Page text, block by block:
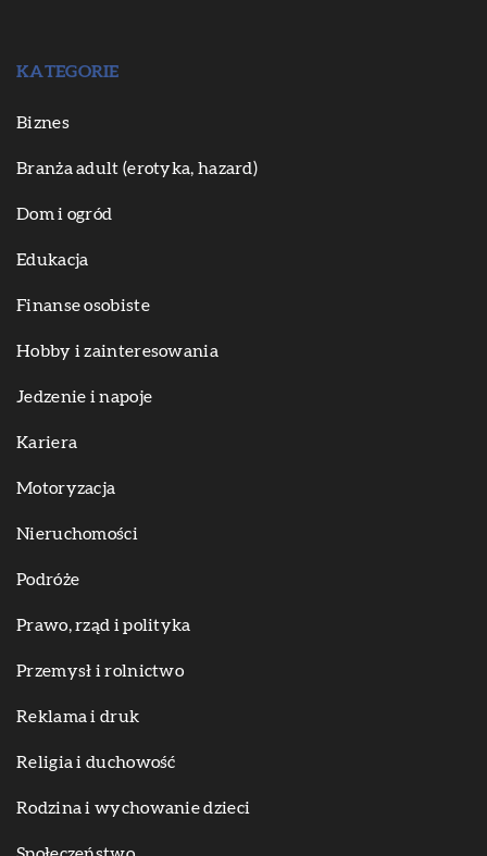
KATEGORIE
Biznes
Branża adult (erotyka, hazard)
Dom i ogród
Edukacja
Finanse osobiste
Hobby i zainteresowania
Jedzenie i napoje
Kariera
Motoryzacja
Nieruchomości
Podróże
Prawo, rząd i polityka
Przemysł i rolnictwo
Reklama i druk
Religia i duchowość
Rodzina i wychowanie dzieci